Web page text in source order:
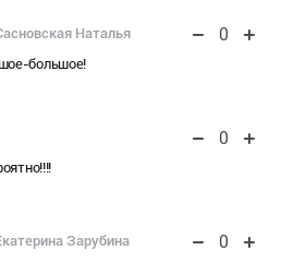
Наталья 0
большое!
0
Зарубина 0